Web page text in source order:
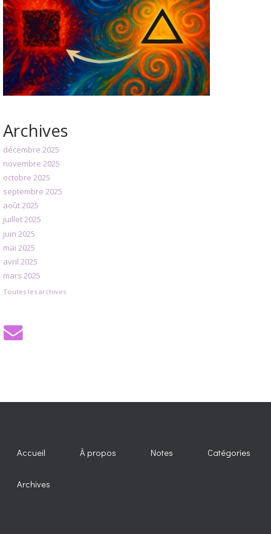
Archives
décembre 2025
novembre 2025
octobre 2025
septembre 2025
août 2025
juillet 2025
juin 2025
mai 2025
avril 2025
mars 2025
Toutes les archives
Accueil À propos Notes Catégories
Archives